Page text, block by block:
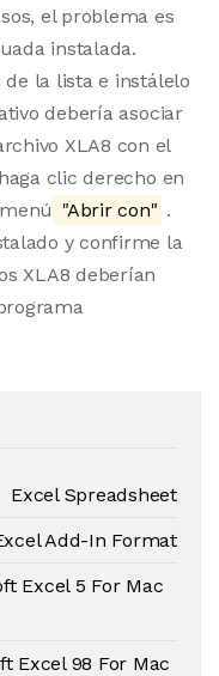
el problema es
instalada.
la lista e instálelo
debería asociar
XLA8 con el
clic derecho en
"Abrir con" .
y confirme la
XLA8 deberían
Excel Spreadsheet
Add-In Format
Excel 5 For Mac
Excel 98 For Mac